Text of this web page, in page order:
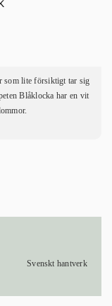
som lite försiktigt tar sig
Blåklocka har en vit
Svenskt hantverk